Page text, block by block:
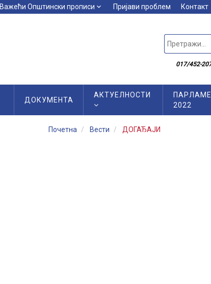
Важећи Општински прописи keyboard_arrow_down Пријави проблем Контакт
017/452-
ДОКУМЕНТА
АКТУЕЛНОСТИ
2022
Почетна Вести ДОГАЂАЈИ